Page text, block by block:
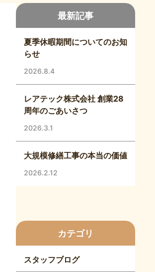
最新記事
夏季休暇期間についてのお知
らせ
2026.8.4
レアテック株式会社 創業28
周年のごあいさつ
2026.3.1
大規模修繕工事の本当の価値
2026.2.12
カテゴリ
スタッフブログ